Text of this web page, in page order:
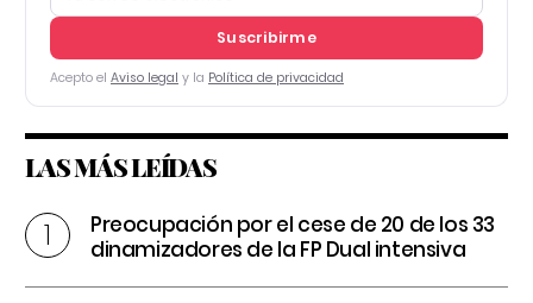
Suscribirme
Acepto el Aviso legal y la Política de privacidad
LAS MÁS LEÍDAS
Preocupación por el cese de 20 de los 33
dinamizadores de la FP Dual intensiva